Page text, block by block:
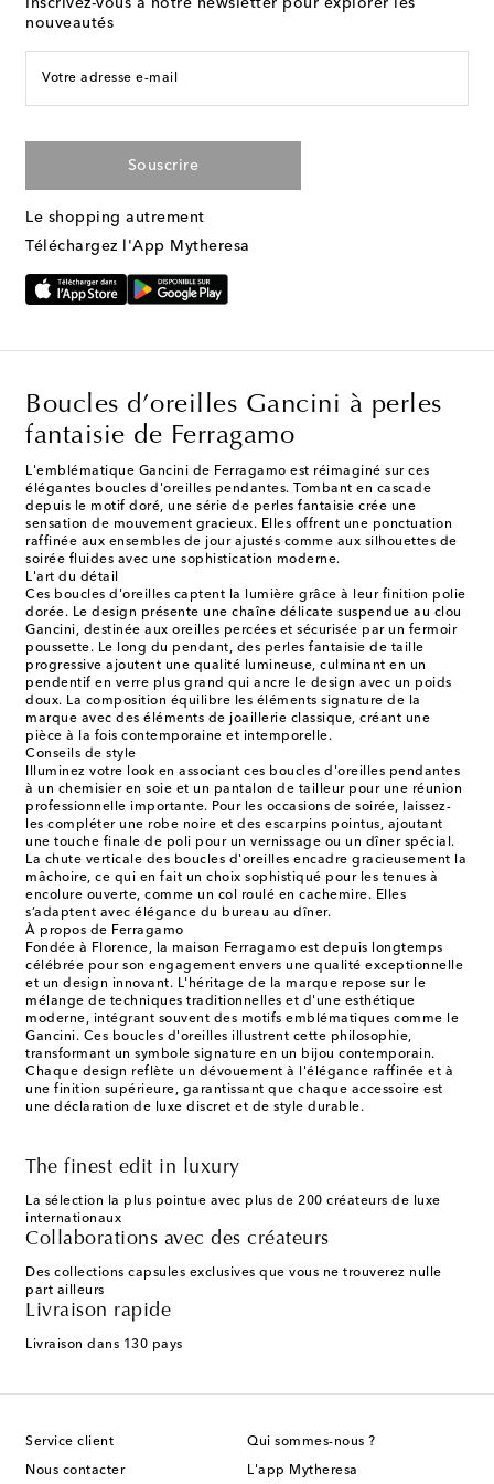
Inscrivez-vous à notre newsletter pour explorer les
nouveautés
Votre adresse e-mail
Souscrire
Le shopping autrement
Téléchargez l'App Mytheresa
Boucles d’oreilles Gancini à perles
fantaisie de Ferragamo
L'emblématique Gancini de Ferragamo est réimaginé sur ces
élégantes boucles d'oreilles pendantes. Tombant en cascade
depuis le motif doré, une série de perles fantaisie crée une
sensation de mouvement gracieux. Elles offrent une ponctuation
raffinée aux ensembles de jour ajustés comme aux silhouettes de
soirée fluides avec une sophistication moderne.
L'art du détail
Ces boucles d'oreilles captent la lumière grâce à leur finition polie
dorée. Le design présente une chaîne délicate suspendue au clou
Gancini, destinée aux oreilles percées et sécurisée par un fermoir
poussette. Le long du pendant, des perles fantaisie de taille
progressive ajoutent une qualité lumineuse, culminant en un
pendentif en verre plus grand qui ancre le design avec un poids
doux. La composition équilibre les éléments signature de la
marque avec des éléments de joaillerie classique, créant une
pièce à la fois contemporaine et intemporelle.
Conseils de style
Illuminez votre look en associant ces boucles d'oreilles pendantes
à un chemisier en soie et un pantalon de tailleur pour une réunion
professionnelle importante. Pour les occasions de soirée, laissez-
les compléter une robe noire et des escarpins pointus, ajoutant
une touche finale de poli pour un vernissage ou un dîner spécial.
La chute verticale des boucles d'oreilles encadre gracieusement la
mâchoire, ce qui en fait un choix sophistiqué pour les tenues à
encolure ouverte, comme un col roulé en cachemire. Elles
s’adaptent avec élégance du bureau au dîner.
À propos de Ferragamo
Fondée à Florence, la maison Ferragamo est depuis longtemps
célébrée pour son engagement envers une qualité exceptionnelle
et un design innovant. L'héritage de la marque repose sur le
mélange de techniques traditionnelles et d'une esthétique
moderne, intégrant souvent des motifs emblématiques comme le
Gancini. Ces boucles d'oreilles illustrent cette philosophie,
transformant un symbole signature en un bijou contemporain.
Chaque design reflète un dévouement à l'élégance raffinée et à
une finition supérieure, garantissant que chaque accessoire est
une déclaration de luxe discret et de style durable.
The finest edit in luxury
La sélection la plus pointue avec plus de 200 créateurs de luxe
internationaux
Collaborations avec des créateurs
Des collections capsules exclusives que vous ne trouverez nulle
part ailleurs
Livraison rapide
Livraison dans 130 pays
Service client
Nous contacter
Qui sommes-nous ?
L'app Mytheresa